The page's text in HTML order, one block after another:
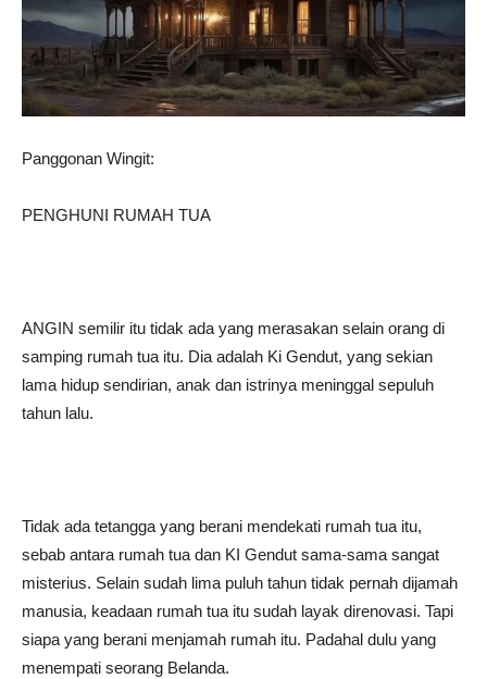
Panggonan Wingit:
PENGHUNI RUMAH TUA
ANGIN semilir itu tidak ada yang merasakan selain orang di
samping rumah tua itu. Dia adalah Ki Gendut, yang sekian
lama hidup sendirian, anak dan istrinya meninggal sepuluh
tahun lalu.
Tidak ada tetangga yang berani mendekati rumah tua itu,
sebab antara rumah tua dan KI Gendut sama-sama sangat
misterius. Selain sudah lima puluh tahun tidak pernah dijamah
manusia, keadaan rumah tua itu sudah layak direnovasi. Tapi
siapa yang berani menjamah rumah itu. Padahal dulu yang
menempati seorang Belanda.